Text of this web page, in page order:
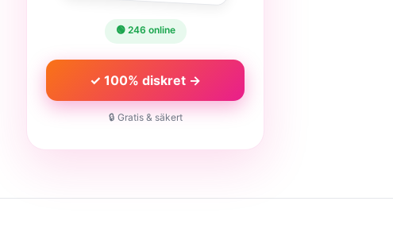
🟢 246 online
✓ 100% diskret →
🔒 Gratis & säkert